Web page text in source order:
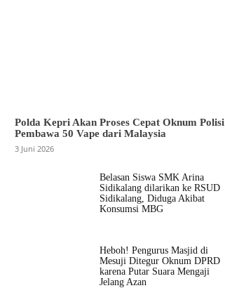
Polda Kepri Akan Proses Cepat Oknum Polisi
Pembawa 50 Vape dari Malaysia
3 Juni 2026
Belasan Siswa SMK Arina
Sidikalang dilarikan ke RSUD
Sidikalang, Diduga Akibat
Konsumsi MBG
Heboh! Pengurus Masjid di
Mesuji Ditegur Oknum DPRD
karena Putar Suara Mengaji
Jelang Azan